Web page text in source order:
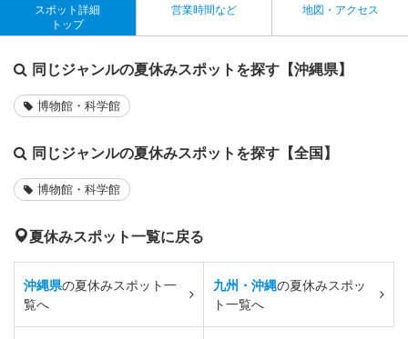
スポット詳細
トップ
営業時間など 地図・アクセス
同じジャンルの夏休みスポットを探す【沖縄県】
博物館・科学館
同じジャンルの夏休みスポットを探す【全国】
博物館・科学館
夏休みスポット一覧に戻る
沖縄県の夏休みスポット一
覧へ
九州・沖縄の夏休みスポッ
ト一覧へ